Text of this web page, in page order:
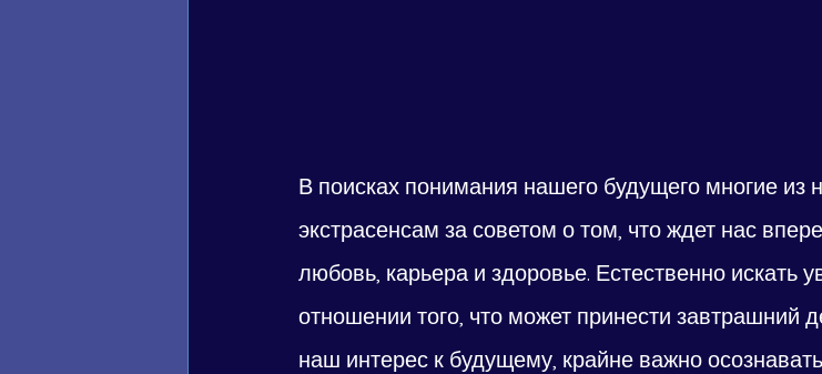
В поисках понимания нашего будущего многие из
экстрасенсам за советом о том, что ждет нас
любовь, карьера и здоровье. Естественно искать
отношении того, что может принести завтрашний
наш интерес к будущему, крайне важно